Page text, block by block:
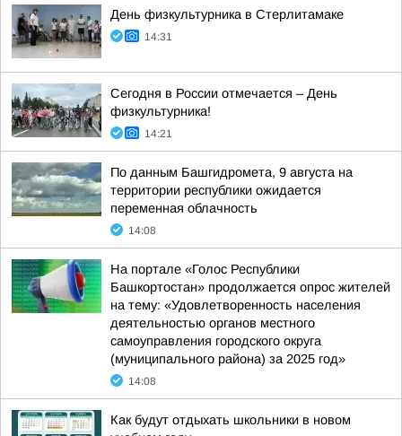
День физкультурника в Стерлитамаке
14:31
Сегодня в России отмечается – День
физкультурника!
14:21
По данным Башгидромета, 9 августа на
территории республики ожидается
переменная облачность
14:08
На портале «Голос Республики
Башкортостан» продолжается опрос жителей
на тему: «Удовлетворенность населения
деятельностью органов местного
самоуправления городского округа
(муниципального района) за 2025 год»
14:08
Как будут отдыхать школьники в новом